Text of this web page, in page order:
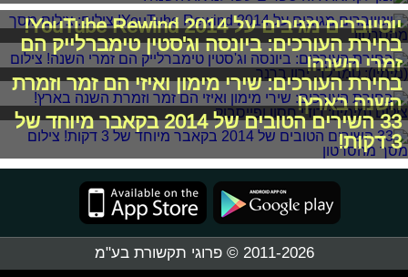
יוטיוברים מגיבים על YouTube Rewind 2014!
בחירת העורכים: ביונסה וג'סטין טימברלייק הם
זמרי השנה!
בחירת העורכים: שירי מימון ואיזי הם זמר וזמרת
השנה בארץ!
33 השירים הטובים של 2014 בקאבר מיוחד של
3 דקות!
2011-2026 © פרוגי תקשורת בע"מ